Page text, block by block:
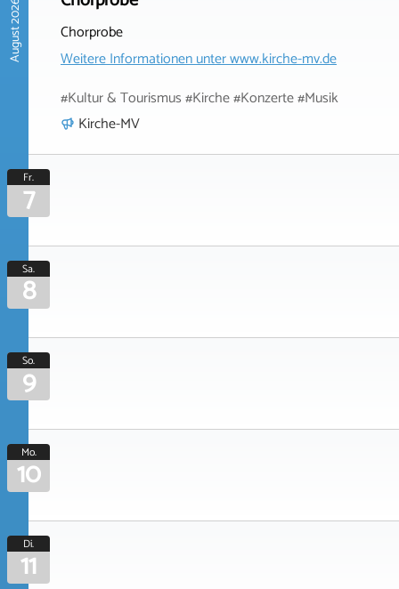
August 2026
Chorprobe
Weitere Informationen unterwww.kirche-mv.de
#Kultur & Tourismus #Kirche #Konzerte #Musik
Kirche-MV
Fr.
7
Sa.
8
So.
9
Mo.
10
Di.
11